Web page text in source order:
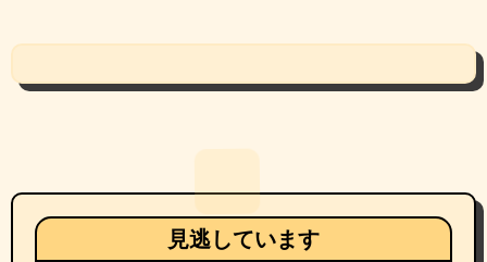
見逃しています